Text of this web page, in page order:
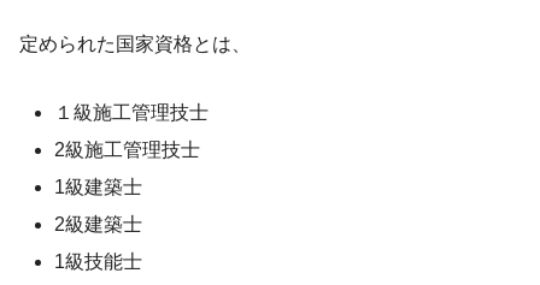
定められた国家資格とは、
１級施工管理技士
2級施工管理技士
1級建築士
2級建築士
1級技能士